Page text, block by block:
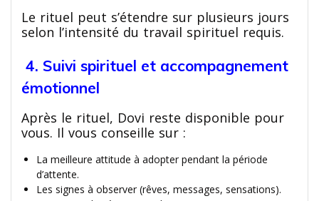
Le rituel peut s’étendre sur plusieurs jours
selon l’intensité du travail spirituel requis.
4. Suivi spirituel et accompagnement
émotionnel
Après le rituel, Dovi reste disponible pour
vous. Il vous conseille sur :
La meilleure attitude à adopter pendant la période
d’attente.
Les signes à observer (rêves, messages, sensations).